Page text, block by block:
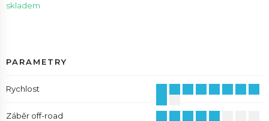
skladem
PARAMETRY
Rychlost
Záběr off-road